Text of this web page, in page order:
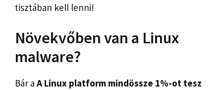
tisztában kell lenni!
Növekvőben van a Linux
malware?
Bár a A Linux platform mindössze 1%-ot tesz